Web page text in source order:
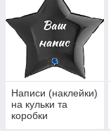
Написи (наклейки)
на кульки та
коробки